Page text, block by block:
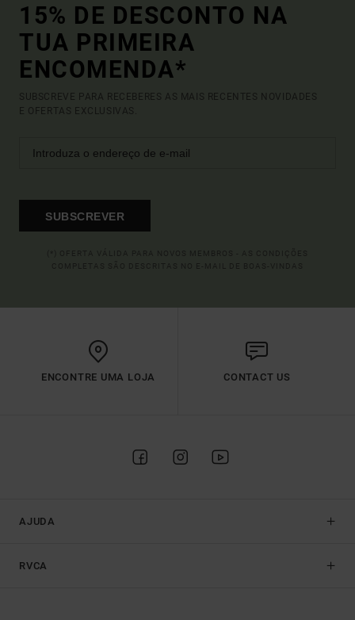
15% DE DESCONTO NA
TUA PRIMEIRA
ENCOMENDA*
SUBSCREVE PARA RECEBERES AS MAIS RECENTES NOVIDADES
E OFERTAS EXCLUSIVAS.
SUBSCREVER
ENCONTRE UMA LOJA CONTACT US
AJUDA
RVCA